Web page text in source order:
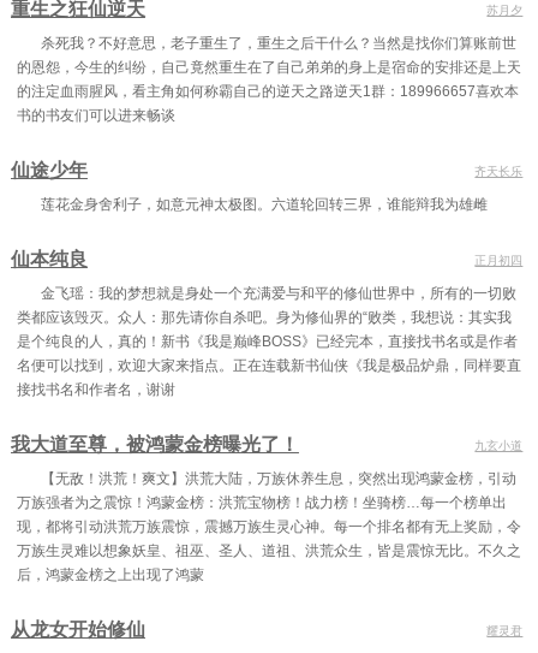
重生之狂仙逆天 苏月夕
杀死我？不好意思，老子重生了，重生之后干什么？当然是找你们算账前世
的恩怨，今生的纠纷，自己竟然重生在了自己弟弟的身上是宿命的安排还是上天
的注定血雨腥风，看主角如何称霸自己的逆天之路逆天1群：189966657喜欢本
书的书友们可以进来畅谈
仙途少年 齐天长乐
莲花金身舍利子，如意元神太极图。六道轮回转三界，谁能辩我为雄雌
仙本纯良 正月初四
金飞瑶：我的梦想就是身处一个充满爱与和平的修仙世界中，所有的一切败
类都应该毁灭。众人：那先请你自杀吧。身为修仙界的“败类，我想说：其实我
是个纯良的人，真的！新书《我是巅峰BOSS》已经完本，直接找书名或是作者
名便可以找到，欢迎大家来指点。正在连载新书仙侠《我是极品炉鼎，同样要直
接找书名和作者名，谢谢
我大道至尊，被鸿蒙金榜曝光了！ 九玄小道
【无敌！洪荒！爽文】洪荒大陆，万族休养生息，突然出现鸿蒙金榜，引动
万族强者为之震惊！鸿蒙金榜：洪荒宝物榜！战力榜！坐骑榜…每一个榜单出
现，都将引动洪荒万族震惊，震撼万族生灵心神。每一个排名都有无上奖励，令
万族生灵难以想象妖皇、祖巫、圣人、道祖、洪荒众生，皆是震惊无比。不久之
后，鸿蒙金榜之上出现了鸿蒙
从龙女开始修仙 耀灵君